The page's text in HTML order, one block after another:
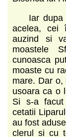
Iar
acelea, cei
auzind si
moastele
cunoasca
moaste cu
mare. Dar
usoara ca o
Si s-a facut
cetatii
au fost
clerul si cu